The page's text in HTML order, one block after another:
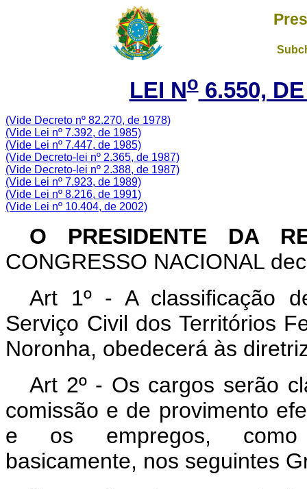
LEI No6.550,
(Vide Decreto nº 82.270, de 1978)
(Vide Lei nº 7.392, de 1985)
(Vide Lei nº 7.447, de 1985)
(Vide Decreto-lei nº 2.365, de 1987)
(Vide Decreto-lei nº 2.388, de 1987)
(Vide Lei nº 7.923, de 1989)
(Vide Lei nº 8.216, de 1991)
(Vide Lei nº 10.404, de 2002)
O PRESIDENTE DA
CONGRESSO NACIONAL
Art 1º - A classificação
Serviço Civil dos Territórios
Noronha, obedecerá às
Art 2º - Os cargos serão
comissão e de provimento
e os empregos, como
basicamente, nos seguintes